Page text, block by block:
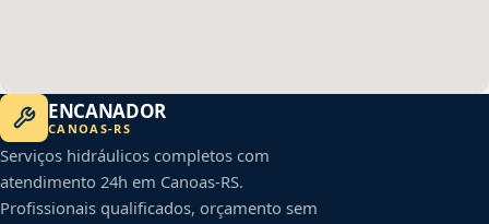
ENCANADOR
CANOAS-RS
Serviços hidráulicos completos com
atendimento 24h em Canoas-RS.
Profissionais qualificados, orçamento sem